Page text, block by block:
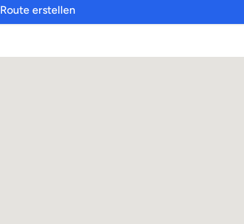
Route erstellen